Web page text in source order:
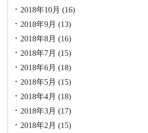
2018年10月 (16)
2018年9月 (13)
2018年8月 (16)
2018年7月 (15)
2018年6月 (18)
2018年5月 (15)
2018年4月 (18)
2018年3月 (17)
2018年2月 (15)